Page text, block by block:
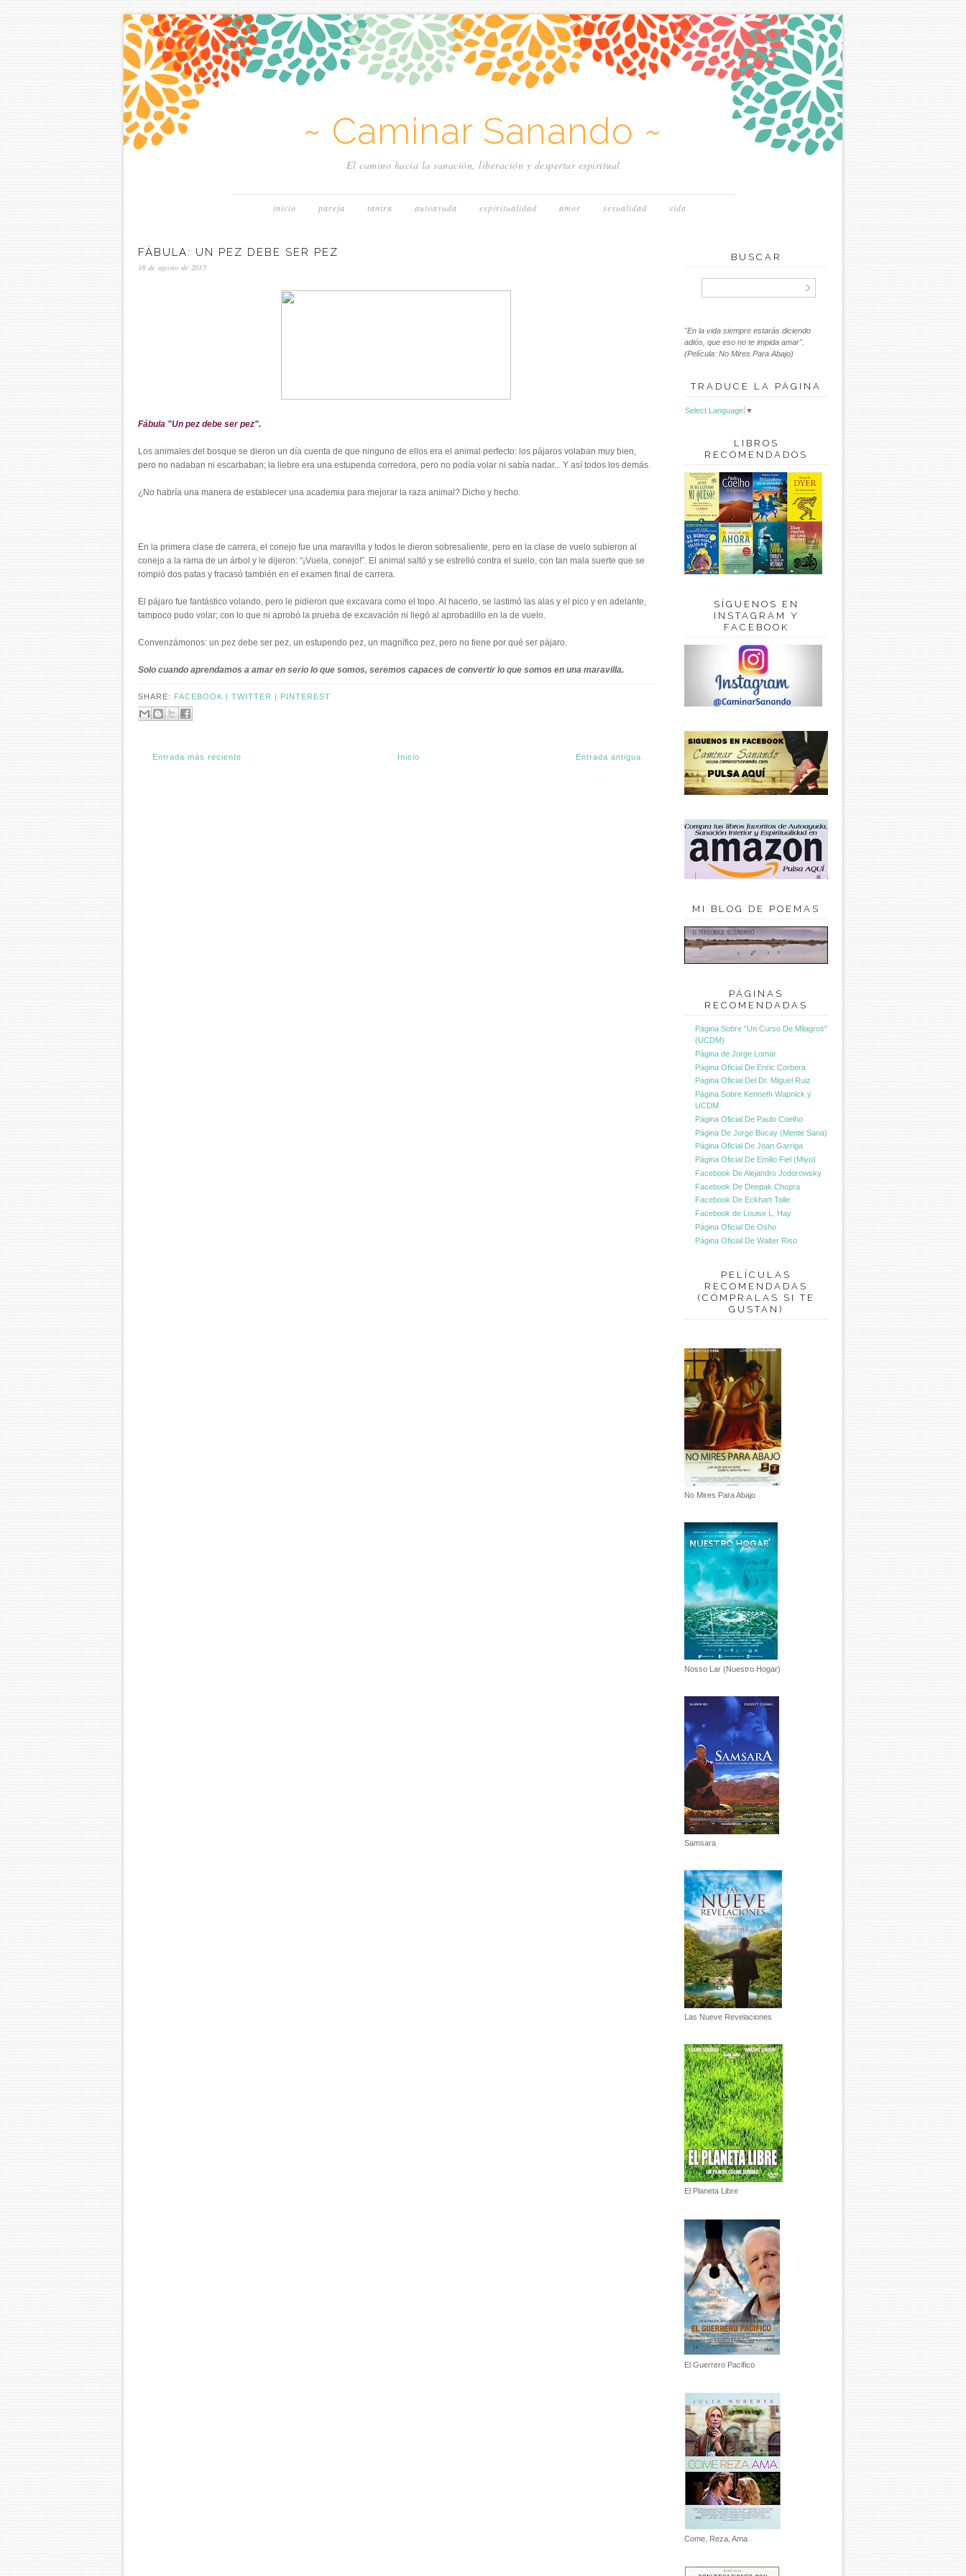
~ Caminar Sanando ~
El camino hacia la sanación, liberación y despertar espiritual
inicio pareja tantra autoayuda espiritualidad amor sexualidad vida
FÁBULA: UN PEZ DEBE SER PEZ
18 de agosto de 2015
Fábula "Un pez debe ser pez".
Los animales del bosque se dieron un día cuenta de que ninguno de ellos era el animal perfecto: los pájaros volaban muy bien,
pero no nadaban ni escarbaban; la liebre era una estupenda corredora, pero no podía volar ni sabía nadar... Y así todos los demás.
¿No habría una manera de establecer una academia para mejorar la raza animal? Dicho y hecho.
En la primera clase de carrera, el conejo fue una maravilla y todos le dieron sobresaliente, pero en la clase de vuelo subieron al
conejo a la rama de un árbol y le dijeron: “¡Vuela, conejo!”. El animal saltó y se estrelló contra el suelo, con tan mala suerte que se
rompió dos patas y fracasó también en el examen final de carrera.
El pájaro fue fantástico volando, pero le pidieron que excavara como el topo. Al hacerlo, se lastimó las alas y el pico y en adelante,
tampoco pudo volar; con lo que ni aprobó la prueba de excavación ni llegó al aprobadillo en la de vuelo.
Convenzámonos: un pez debe ser pez, un estupendo pez, un magnífico pez, pero no tiene por qué ser pájaro.
Solo cuando aprendamos a amar en serio lo que somos, seremos capaces de convertir lo que somos en una maravilla.
SHARE: FACEBOOK | TWITTER | PINTEREST
Entrada más reciente Entrada antigua
Inicio
BUSCAR
"En la vida siempre estarás diciendo
adiós, que eso no te impida amar".
(Película: No Mires Para Abajo)
TRADUCE LA PÁGINA
Select Language ▼
LIBROS
RECOMENDADOS
SÍGUENOS EN
INSTAGRAM Y
FACEBOOK
MI BLOG DE POEMAS
PÁGINAS
RECOMENDADAS
Página Sobre "Un Curso De Milagros"
(UCDM)
Página de Jorge Lomar
Página Oficial De Enric Corbera
Página Oficial Del Dr. Miguel Ruiz
Página Sobre Kenneth Wapnick y
UCDM
Página Oficial De Paulo Coelho
Página De Jorge Bucay (Mente Sana)
Página Oficial De Joan Garriga
Página Oficial De Emilio Fiel (Miyo)
Facebook De Alejandro Jodorowsky
Facebook De Deepak Chopra
Facebook De Eckhart Tolle
Facebook de Louise L. Hay
Página Oficial De Osho
Página Oficial De Walter Riso
PELÍCULAS
RECOMENDADAS
(CÓMPRALAS SI TE
GUSTAN)
No Mires Para Abajo
Nosso Lar (Nuestro Hogar)
Samsara
Las Nueve Revelaciones
El Planeta Libre
El Guerrero Pacifico
Come, Reza, Ama